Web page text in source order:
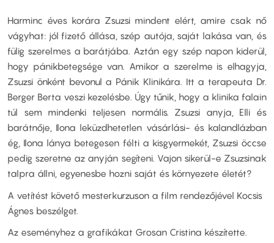
Harminc éves korára Zsuzsi mindent elért, amire csak nő
vágyhat: jól fizető állása, szép autója, saját lakása van, és
fülig szerelmes a barátjába. Aztán egy szép napon kiderül,
hogy pánikbetegsége van. Amikor a szerelme is elhagyja,
Zsuzsi önként bevonul a Pánik Klinikára. Itt a terapeuta Dr.
Berger Berta veszi kezelésbe. Úgy tűnik, hogy a klinika falain
túl sem mindenki teljesen normális. Zsuzsi anyja, Elli és
barátnője, Ilona leküzdhetetlen vásárlási- és kalandlázban
ég, Ilona lánya betegesen félti a kisgyermekét, Zsuzsi öccse
pedig szeretne az anyján segíteni. Vajon sikerül-e Zsuzsinak
talpra állni, egyenesbe hozni saját és környezete életét?
A vetítést követő mesterkurzuson a film rendezőjével Kocsis
Ágnes beszélget.
Az eseményhez a grafikákat Grosan Cristina készítette.